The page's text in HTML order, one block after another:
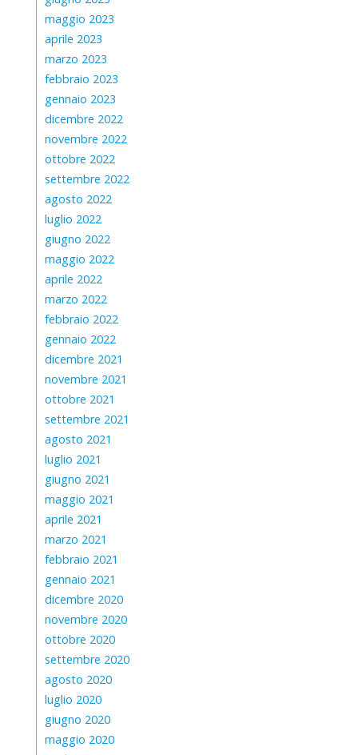
maggio 2023
aprile 2023
marzo 2023
febbraio 2023
gennaio 2023
dicembre 2022
novembre 2022
ottobre 2022
settembre 2022
agosto 2022
luglio 2022
giugno 2022
maggio 2022
aprile 2022
marzo 2022
febbraio 2022
gennaio 2022
dicembre 2021
novembre 2021
ottobre 2021
settembre 2021
agosto 2021
luglio 2021
giugno 2021
maggio 2021
aprile 2021
marzo 2021
febbraio 2021
gennaio 2021
dicembre 2020
novembre 2020
ottobre 2020
settembre 2020
agosto 2020
luglio 2020
giugno 2020
maggio 2020